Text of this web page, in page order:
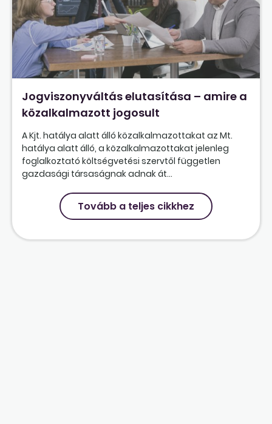
Jogviszonyváltás elutasítása – amire a
közalkalmazott jogosult
A Kjt. hatálya alatt álló közalkalmazottakat az Mt.
hatálya alatt álló, a közalkalmazottakat jelenleg
foglalkoztató költségvetési szervtől független
gazdasági társaságnak adnak át...
Tovább a teljes cikkhez